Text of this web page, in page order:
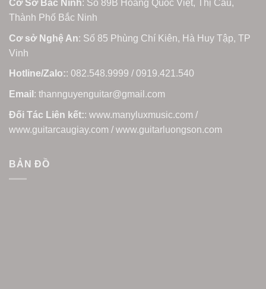
Cơ Sở Bắc Ninh: Số 89B Hoàng Quốc Việt, Thị Cầu,
Thành Phố Bắc Ninh
Cơ sở Nghệ An: Số 85 Phùng Chí Kiên, Hà Huy Tập, TP
Vinh
Hotline/Zalo:: 082.548.9999 / 0919.421.540
Email : thannguyenguitar@gmail.com
Đối Tác Liên kết:: www.manyluxmusic.com /
www.guitarcaugiay.com / www.guitarluongson.com
BẢN ĐỒ